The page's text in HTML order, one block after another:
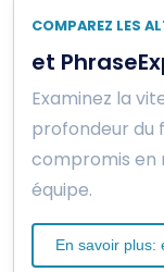
COMPAREZ LES
et
Examinez la
profondeur du
compromis en
équipe.
En savoir plus: